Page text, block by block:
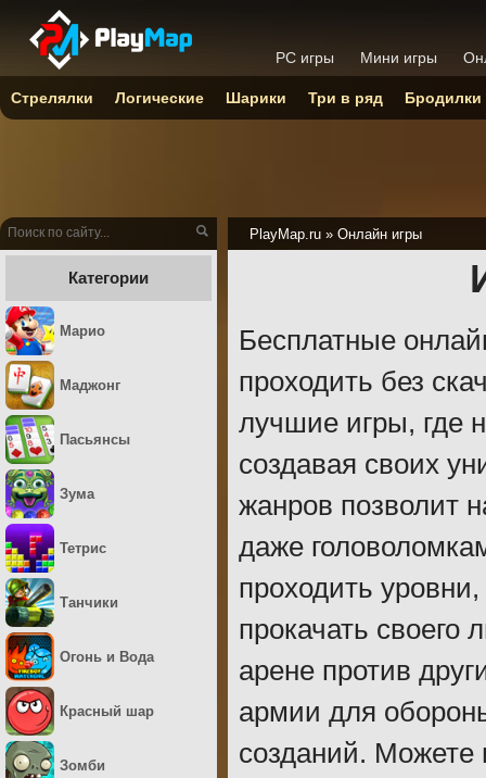
PlayMap.ru » Онлайн игры
Бесплатные
проходить без
лучшие игры, где
создавая своих
жанров позволит
даже
проходить
прокачать своего
арене против
армии для
созданий. Можете
Категории
Марио
Маджонг
Пасьянсы
Зума
Тетрис
Танчики
Огонь и Вода
Красный шар
Зомби
PC игры Мини игры
Стрелялки Логические Шарики Три в ряд Бродилки